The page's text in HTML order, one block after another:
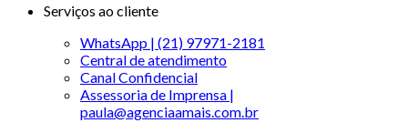
Serviços ao cliente
WhatsApp | (21) 97971-2181
Central de atendimento
Canal Confidencial
Assessoria de Imprensa |
paula@agenciaamais.com.br